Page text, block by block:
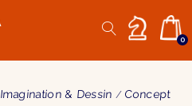
0
Imagination & Dessin Concept